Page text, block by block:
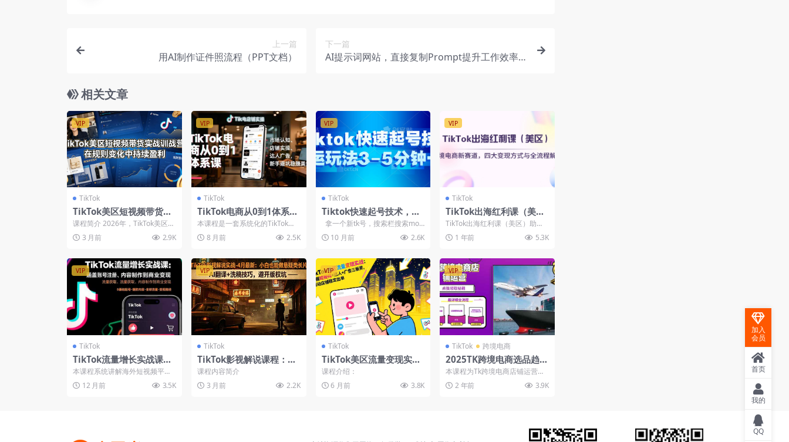
上一篇
用AI制作证件照流程（PPT文档）
下一篇
AI提示词网站，直接复制Prompt提升工作效率-
相关文章
VIP
TikTok
TikTok美区短视频带货实
战课：掌握规则变动，实
现持续盈利（PDF文档）
课程简介 2026年，TikTok美区电
商已进入“全域比拼”的深水区。
平台规则瞬...
3 月前 2.9K
VIP
TikTok
TikTok电商从0到1体系
课，市场认知、店铺实
操、达人广告，新手避坑
稳赚美金
本课程是一套系统化的TikTok跨
境电商从零到一实战指南，旨在
帮助国内卖家快速上...
8 月前 2.5K
VIP
TikTok
Tiktok快速起号技术，搬
运玩法3-5分钟一条
拿一个新tk号，搜索栏搜索movi
e 系统会推很多切片，...
10 月前 2.6K
VIP
TikTok
TikTok出海红利课（美
区）跨境电商新赛道实战
课，四大变现方式与全流
程解析
TikTok出海红利课（美区）助力
用户了解出海红利新赛道，课程
内容包括跨境电商现...
1 年前 5.3K
VIP
TikTok
TikTok流量增长实战课：
涵盖账号注册、流量获
取、内容制作到商业变现
本课程系统讲解海外短视频平台
（TikTok）运营全流程，涵盖账
号注册（海外ID/...
12 月前 3.5K
VIP
TikTok
TikTok影视解说课程：选
题策略+洗稿技巧+翻译配
音+剪辑全流程，賺美刀变
现-4月最新
课程内容简介
3 月前
2.2K
VIP
TikTok
TikTok美区流量变现实
战：掌握短视频+达人+广
告三板斧，驱动店铺稳定
出单
课程介绍：
6 月前
3.8K
VIP
TikTok 跨境电商
2025TK跨境电商选品趋势
0到1店铺搭建最全实操讲
解，轻松在家把货卖出国
本课程为Tk跨境电商店铺运营，
全面覆盖了从店铺入驻到运营推
广的各个环节。内容包括...
2 年前 3.9K
加入
会员
首页
我的
QQ